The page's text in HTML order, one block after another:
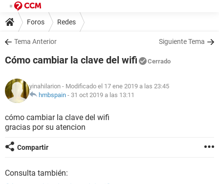
Foros Redes
Tema Anterior Siguiente Tema
Cómo cambiar la clave del wifi Cerrado
yinahilarion - Modificado el 17 ene 2019 a las 23:45
hmbspain - 31 oct 2019 a las 13:11
cómo cambiar la clave del wifi
gracias por su atencion
Compartir
Consulta también: